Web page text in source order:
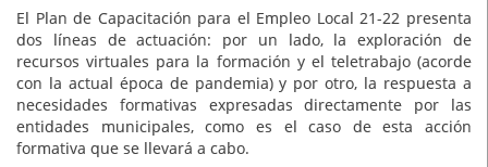
El Plan de Capacitación para el Empleo Local 21-22 presenta
dos líneas de actuación: por un lado, la exploración de
recursos virtuales para la formación y el teletrabajo (acorde
con la actual época de pandemia) y por otro, la respuesta a
necesidades formativas expresadas directamente por las
entidades municipales, como es el caso de esta acción
formativa que se llevará a cabo.